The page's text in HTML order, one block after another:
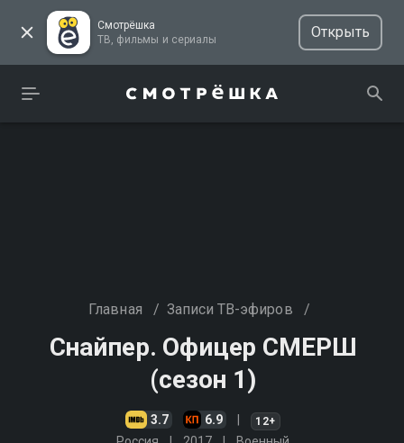
Смотрёшка
ТВ, фильмы и сериалы
Открыть
Главная / Записи ТВ-эфиров /
Снайпер. Офицер СМЕРШ
(сезон 1)
3.7 6.9 12+